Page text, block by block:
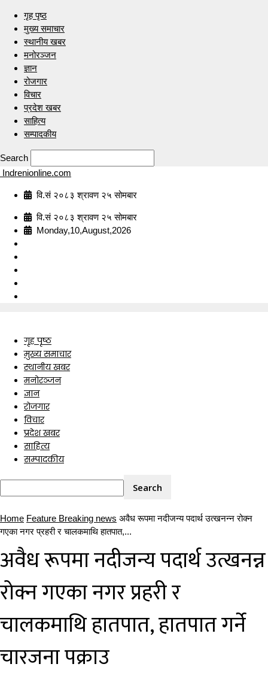
गृह पृष्ठ
मुख्य समाचार
स्थानीय खबर
मनोरञ्जन
ज्ञान
रोजगार
विचार
प्रदेश खबर
साहित्य
सम्पादकीय
Search
Indrenionline.com
वि.सं २०८३ श्रावण २५ सोमबार
वि.सं २०८३ श्रावण २५ सोमबार
Monday,10,August,2026
गृह पृष्ठ
मुख्य समाचार
स्थानीय खबर
मनोरञ्जन
ज्ञान
रोजगार
विचार
प्रदेश खबर
साहित्य
सम्पादकीय
Home Feature Breaking news अवैध रूपमा नदीजन्य पदार्थ उत्खनन्न रोक्न
गएका नगर प्रहरी र चालकमाथि हातपात,...
अवैध रूपमा नदीजन्य पदार्थ उत्खनन्न
रोक्न गएका नगर प्रहरी र
चालकमाथि हातपात, हातपात गर्ने
चारजना पक्राउ